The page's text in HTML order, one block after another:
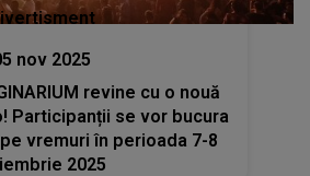
nov 2025
revine cu o nouă
Participanții se vor bucura
vremuri în perioada 7-8
2025